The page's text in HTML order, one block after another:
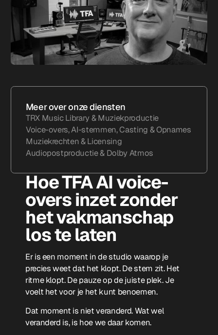
Hoe TFA AI voice-
overs inzet zonder
het vakmanschap
los te laten
Er is een moment in de studio waarop je
precies weet dat het klopt. De stem zit. Het
ritme klopt. De pauze op de juiste plek. Je
voelt het voor je het kunt benoemen.
Dat moment is niet veranderd. Wat wel
veranderd is, is hoe we daar komen.
Meer over onze diensten
TRX Music Library & Muziekproductie
Voice-overs, AI-stemmen, Casting & Opnames
Muziekrechten & Licensing
Audiopostproductie & Dolby Atmos